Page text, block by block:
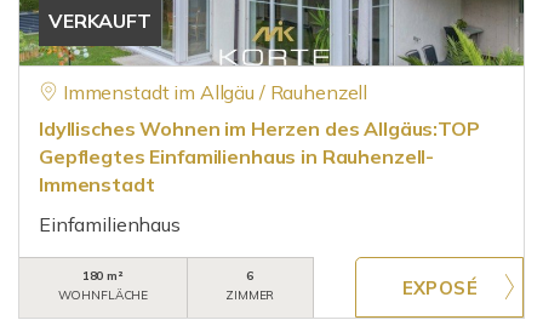
VERKAUFT
Immenstadt im Allgäu / Rauhenzell
Idyllisches Wohnen im Herzen des Allgäus:TOP
Gepflegtes Einfamilienhaus in Rauhenzell-
Immenstadt
Einfamilienhaus
180 m²
WOHNFLÄCHE
6
ZIMMER